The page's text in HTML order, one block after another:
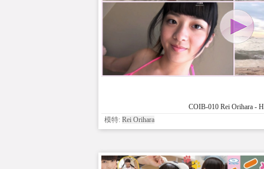
COIB-010 Rei Orihara -
模特: Rei Orihara